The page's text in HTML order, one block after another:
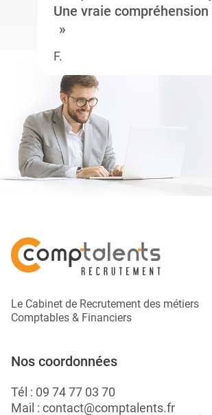
Une vraie compréhension
F.
Le Cabinet de Recrutement des métiers
Comptables & Financiers
Nos coordonnées
Tél : 09 74 77 03 70
Mail : contact@comptalents.fr